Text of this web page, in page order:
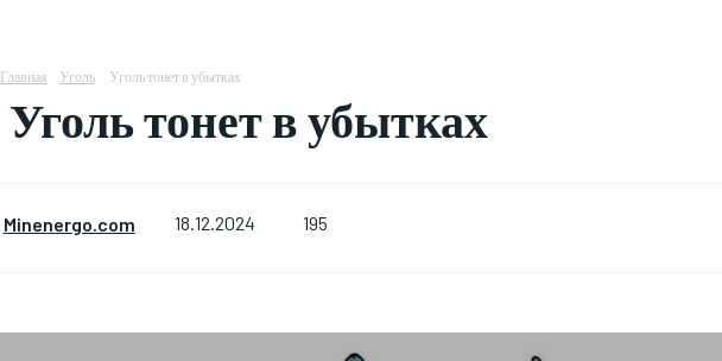
Главная Уголь Уголь тонет в убытках
Уголь тонет в убытках
Minenergo.com 18.12.2024 195